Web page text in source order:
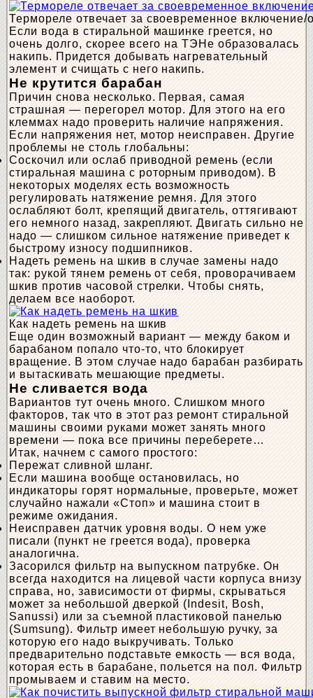
Термореле отвечает за своевременное включение/
Если вода в стиральной машинке греется, но
очень долго, скорее всего на ТЭНе образовалась
накипь. Придется добывать нагревательный
элемент и счищать с него накипь.
Не крутится барабан
Причин снова несколько. Первая, самая
страшная — перегорел мотор. Для этого на его
клеммах надо проверить наличие напряжения.
Если напряжения нет, мотор неисправен. Другие
проблемы не столь глобальны:
Соскочил или ослаб приводной ремень (если
стиральная машина с роторным приводом). В
некоторых моделях есть возможность
регулировать натяжение ремня. Для этого
ослабляют болт, крепящий двигатель, оттягивают
его немного назад, закрепляют. Двигать сильно не
надо — слишком сильное натяжение приведет к
быстрому износу подшипников.
Надеть ремень на шкив в случае замены надо
так: рукой тянем ремень от себя, проворачиваем
шкив против часовой стрелки. Чтобы снять,
делаем все наоборот.
Как надеть ремень на шкив
Еще один возможный вариант — между баком и
барабаном попало что-то, что блокирует
вращение. В этом случае надо барабан разбирать
и вытаскивать мешающие предметы.
Не сливается вода
Вариантов тут очень много. Слишком много
факторов, так что в этот раз ремонт стиральной
машины своими руками может занять много
времени — пока все причины переберете…
Итак, начнем с самого простого:
Пережат сливной шланг.
Если машина вообще остановилась, но
индикаторы горят нормальные, проверьте, может
случайно нажали «Стоп» и машина стоит в
режиме ожидания.
Неисправен датчик уровня воды. О нем уже
писали (пункт не греется вода), проверка
аналогична.
Засорился фильтр на выпускном патрубке. Он
всегда находится на лицевой части корпуса внизу
справа, но, зависимости от фирмы, скрываться
может за небольшой дверкой (Indesit, Bosh,
Sanussi) или за съемной пластиковой панелью
(Sumsung). Фильтр имеет небольшую ручку, за
которую его надо выкручивать. Только
предварительно подставьте емкость — вся вода,
которая есть в барабане, польется на пол. Фильтр
промываем и ставим на место.